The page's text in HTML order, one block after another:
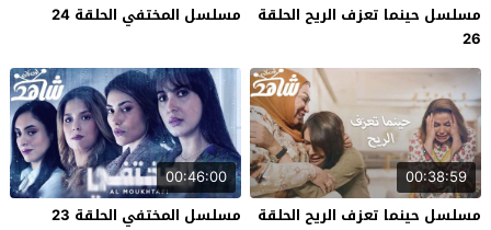
مسلسل حينما تعزف الريح الحلقة
26
مسلسل المختفي الحلقة 24
00:38:59
مسلسل حينما تعزف الريح الحلقة
00:46:00
مسلسل المختفي الحلقة 23